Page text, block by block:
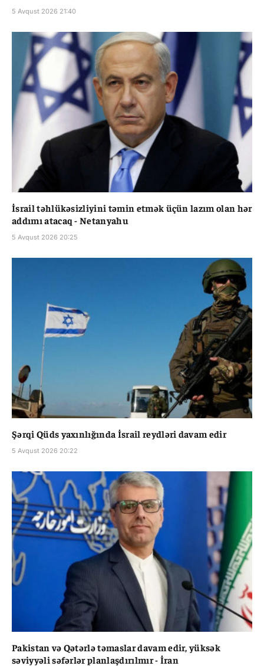
5 Avqust 2026 21:40
İsrail təhlükəsizliyini təmin etmək üçün lazım olan hər
addımı atacaq - Netanyahu
5 Avqust 2026 20:25
Şərqi Qüds yaxınlığında İsrail reydləri davam edir
5 Avqust 2026 20:22
Pakistan və Qətərlə təmaslar davam edir, yüksək
səviyyəli səfərlər planlaşdırılmır - İran